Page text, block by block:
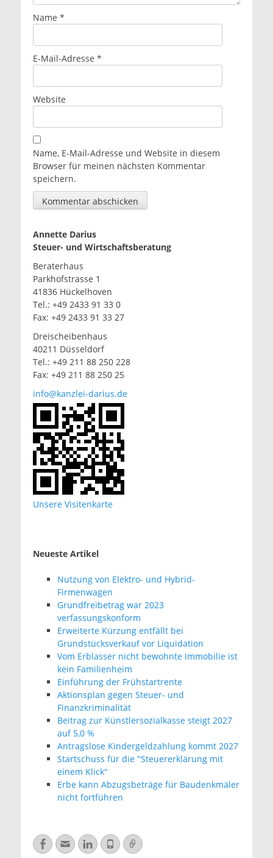
Name *
E-Mail-Adresse *
Website
Name, E-Mail-Adresse und Website in diesem
Browser für meinen nächsten Kommentar
speichern.
Annette Darius
Steuer- und Wirtschaftsberatung
Beraterhaus
Parkhofstrasse 1
41836 Hückelhoven
Tel.: +49 2433 91 33 0
Fax: +49 2433 91 33 27
Dreischeibenhaus
40211 Düsseldorf
Tel.: +49 211 88 250 228
Fax: +49 211 88 250 25
info@kanzlei-darius.de
Unsere Visitenkarte
Neueste Artikel
Nutzung von Elektro- und Hybrid-
Firmenwagen
Grundfreibetrag war 2023
verfassungskonform
Erweiterte Kürzung entfällt bei
Grundstücksverkauf vor Liquidation
Vom Erblasser nicht bewohnte Immobilie ist
kein Familienheim
Einführung der Frühstartrente
Aktionsplan gegen Steuer- und
Finanzkriminalität
Beitrag zur Künstlersozialkasse steigt 2027
auf 5,0 %
Antragslose Kindergeldzahlung kommt 2027
Startschuss für die "Steuererklärung mit
einem Klick"
Erbe kann Abzugsbeträge für Baudenkmäler
nicht fortführen
Facebook
E-
LinkedIn
TelefonVerknüpfung